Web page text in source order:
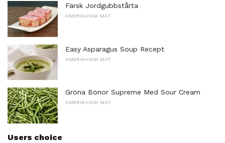
Färsk Jordgubbstårta
AMERIKANSK MAT
Easy Asparagus Soup Recept
AMERIKANSK MAT
Gröna Bönor Supreme Med Sour Cream
AMERIKANSK MAT
Users choice